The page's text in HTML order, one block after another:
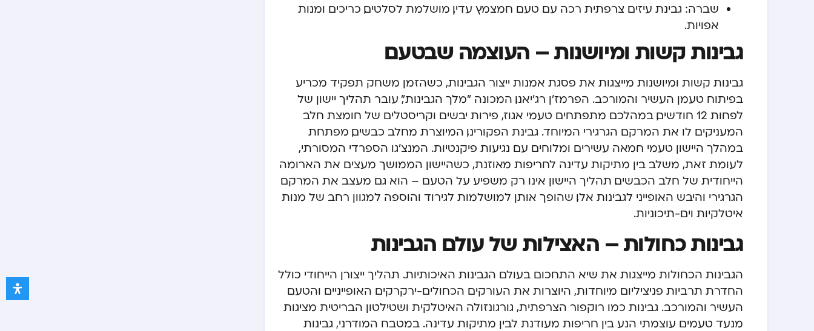
שברה: גבינת עיזים צרפתית רכה עם טעם חמצמץ עדין. מושלמת לסלטים, כריכים ומנות
אפויות.
גבינות קשות ומיושנות – העוצמה שבטעם
גבינות קשות ומיושנות מייצגות את פסגת אמנות ייצור הגבינות, כשהזמן משחק תפקיד מכריע
בפיתוח טעמן העשיר והמורכב. הפרמז'ן רג'יאנו, המכונה "מלך הגבינות", עובר תהליך יישון של
לפחות 12 חודשים, במהלכם מתפתחים טעמי אגוז, פירות יבשים וקריסטלים של חומצת חלב
המעניקים לו את המרקם הגרגירי המיוחד. גבינת הפקורינו, המיוצרת מחלב כבשים, מפתחת
במהלך היישון טעמי חמאה עשירים ומלוחים עם נגיעות פיקנטיות. המנצ'גו הספרדי המסורתי,
לעומת זאת, משלב בין מתיקות עדינה לחריפות מאוזנת, כשהיישון הממושך מעצים את הארומה
הייחודית של חלב הכבשים. תהליך היישון אינו רק משפיע על הטעם – הוא גם מעצב את המרקם
הגרגירי והיבש האופייני לגבינות אלו, שהופך אותן למושלמות לגירוד והוספה למגוון רחב של מנות
איטלקיות וים-תיכוניות.
גבינות כחולות – האצילות של עולם הגבינות
הגבינות הכחולות מייצגות את שיא התחכום בעולם הגבינות האיכותיות. תהליך ייצורן הייחודי כולל
החדרת תרביות פניציליום מיוחדות, היוצרות את העורקים הכחולים-ירקרקים האופייניים והטעם
העשיר והמורכב. גבינות כמו רוקפור הצרפתית, גורגונזולה האיטלקית ושטילטון הבריטית מציגות
מנעד טעמים עוצמתי הנע בין חריפות מעודנת לבין מתיקות עדינה. במטבח המודרני, גבינות